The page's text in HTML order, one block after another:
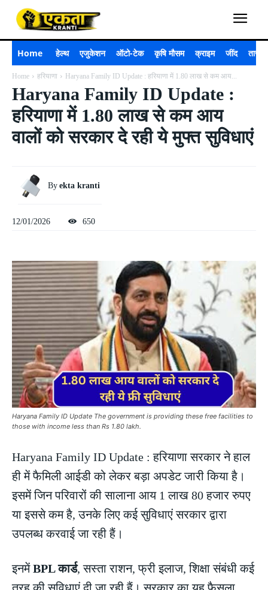
Home हेल्थ एजुकेशन ऑटो-टेक कृषि मौसम क्राइम जींद ताजा
Home हरियाणा Haryana Family ID Update : हरियाणा में 1.80 लाख से कम आय...
Haryana Family ID Update :
हरियाणा में 1.80 लाख से कम आय
वालों को सरकार दे रही ये मुफ्त सुविधाएं
By ekta kranti
12/01/2026 650
Haryana Family ID Update The government is providing these free facilities to
those with income less than Rs 1.80 lakh.
Haryana Family ID Update : हरियाणा सरकार ने हाल
ही में फैमिली आईडी को लेकर बड़ा अपडेट जारी किया है।
इसमें जिन परिवारों की सालाना आय 1 लाख 80 हजार रुपए
या इससे कम है, उनके लिए कई सुविधाएं सरकार द्वारा
उपलब्ध करवाई जा रही हैं।
इनमेंBPL कार्ड, सस्ता राशन, फ्री इलाज, शिक्षा संबंधी कई